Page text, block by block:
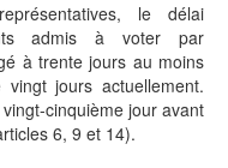
le délai
admis à voter par
à trente jours au moins
jours actuellement.
cinquième jour avant
6, 9 et 14).